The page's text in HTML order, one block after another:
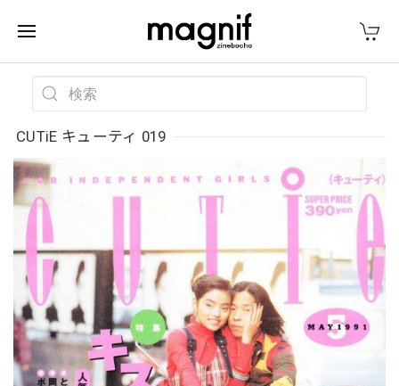
CUTiE キューティ 019